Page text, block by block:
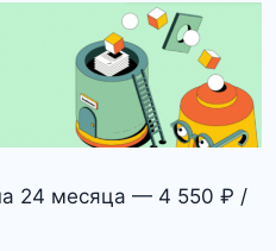
24 месяца — 4 550 ₽ /